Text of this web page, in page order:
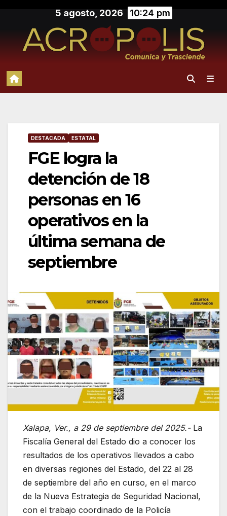
contenido
5 agosto, 2026 10:24 pm
DESTACADA ESTATAL
FGE logra la
detención de 18
personas en 16
operativos en la
última semana de
septiembre
Xalapa, Ver., a 29 de septiembre del 2025.-La
Fiscalía General del Estado dio a conocer los
resultados de los operativos llevados a cabo
en diversas regiones del Estado, del 22 al 28
de septiembre del año en curso, en el marco
de la Nueva Estrategia de Seguridad Nacional,
con el trabajo coordinado de la Policía